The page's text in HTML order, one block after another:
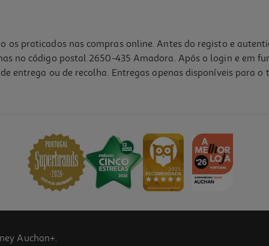
os praticados nas compras online. Antes do registo e
no código postal 2650-435 Amadora. Após o login e em
entrega ou de recolha. Entregas apenas disponíveis para
Auchan+.